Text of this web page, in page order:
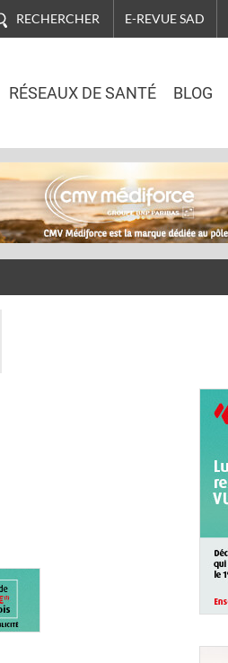
RECHERCHER E-REVUE SAD
RÉSEAUX DE SANTÉ BLOG